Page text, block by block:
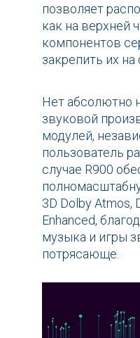
позволяет
как на верхней
компонентов
закрепить их на
Нет абсолютно
звуковой
модулей,
пользователь
случае R900
3D Dolby Atmos,
Enhanced,
музыка и игры
потрясающе.